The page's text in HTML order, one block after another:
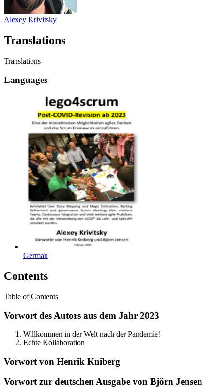
Alexey Krivitsky
Translations
Translations
Languages
German
Contents
Table of Contents
Vorwort des Autors aus dem Jahr 2023
Willkommen in der Welt nach der Pandemie!
Echte Kollaboration
Vorwort von Henrik Kniberg
Vorwort zur deutschen Ausgabe von Björn Jensen